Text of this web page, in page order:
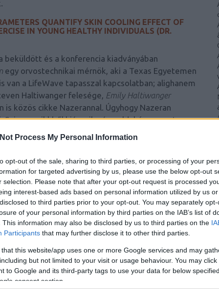
Process My Personal Information
opt-out of the sale, sharing to third parties, or processing of your
for targeted advertising by us, please use the below opt-out
selection. Please note that after your opt-out request is processed
interest-based ads based on personal information utilized by us
to third parties prior to your opt-out. You may separately
of your personal information by third parties on the IAB’s list of
This information may also be disclosed by us to third parties on the
Participants that may further disclose it to other third parties.
that this website/app uses one or more Google services and may
but not limited to your visit or usage behaviour. You may
to Google and its third-party tags to use your data for below
consent section.
QUANTIFY SKIN COOLING EFFECT OF
IN YOUNG HEALTHY INDIVIDUALS (DR.
beküldött és a konferencia kiadványában
egy orvostechnikai mérnök, aki a Texas Egyetemen
van a LifeWave tapasszal kapcsolatban; alighanem
Haltiwanger felesége, Emily Haltiwanger
közös cikke Nazerannal. Úgyhogy Nazeran
a cikkből hiányzik négy oldal, így a pontos
azonban kiderül, hogy tíz nő és tíz férfi vett
A szívfrekvencia variabilitását vizsgálták tapasz
nyugalmi állapotban, illetve testgyakorlatok
szignifikáns eredményekről írnak, de
adódott-e vagy a résztvevők egy részhalmazára
résztvevő esetében közlik, ezt „tipikusnak”
tipikusak ezek a számok valójában. A
személyeket nem osztották két csoportra, az
tapaszt használva, hanem mindegyik
tapaszokat is, méghozzá meghatározott
közötti összehasonlítás valójában egy időbeli
Ezt nyilvánvalóan befolyásolhatják időben zajló
kísérlettervezési hiba. Emiatt az eredmény
(